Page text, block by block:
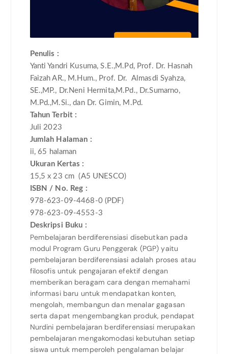
Penulis :
Yanti Yandri Kusuma, S.E.,M.Pd, Prof. Dr. Hasnah
Faizah AR., M.Hum., Prof. Dr. Almasdi Syahza,
SE.,MP., Dr.Neni Hermita,M.Pd., Dr.Sumarno,
M.Pd.,M.Si., dan Dr. Gimin, M.Pd.
Tahun Terbit :
Juli 2023
Jumlah Halaman :
ii,65 halaman
Ukuran Kertas :
15,5 x 23 cm (A5 UNESCO)
ISBN / No. Reg :
978-623-09-4468-0 (PDF)
978-623-09-4553-3
Deskripsi Buku :
Pembelajaran berdiferensiasi disebutkan pada
modul Program Guru Penggerak (PGP) yaitu
pembelajaran berdiferensiasi adalah proses atau
filosofis untuk pengajaran efektif dengan
memberikan beragam cara dengan memahami
informasi baru untuk mendapatkan konten,
mengolah, membangun dan menalar gagasan
serta dapat mengembangkan produk, pendapat
Nurdini pembelajaran berdiferensiasi merupakan
pembelajaran mengakomodasi kebutuhan setiap
siswa untuk memperoleh pengalaman belajar